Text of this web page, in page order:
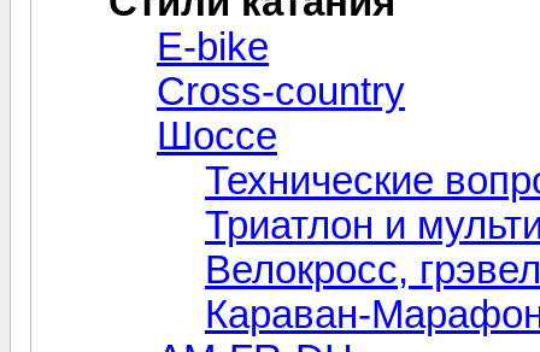
E-bike
Cross-сountry
Шоссе
Технические
Триатлон и
Велокросc,
Караван-